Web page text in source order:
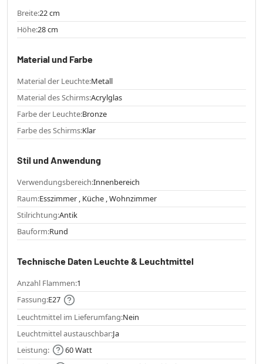
Breite:22 cm
Höhe:28 cm
Material und Farbe
Material der Leuchte:Metall
Material des Schirms:Acrylglas
Farbe der Leuchte:Bronze
Farbe des Schirms:Klar
Stil und Anwendung
Verwendungsbereich:Innenbereich
Raum:Esszimmer , Küche , Wohnzimmer
Stilrichtung:Antik
Bauform:Rund
Technische Daten Leuchte & Leuchtmittel
Anzahl Flammen:1
Fassung:E27
Leuchtmittel im Lieferumfang:Nein
Leuchtmittel austauschbar:Ja
Leistung:
60 Watt